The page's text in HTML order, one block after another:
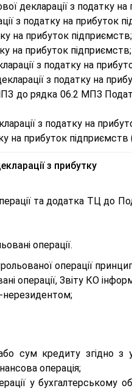
декларації з податку на
з податку на прибуток
на прибуток підприємств;
на прибуток підприємств;
з податку на
з податку на
рядка 06.2 МПЗ
з податку на
на прибуток
з прибутку
та додатка ТЦ до
операції.
операції
операції, Звіту КО
нерезидентом;
сум кредиту згідно з
операція;
у бухгалтерському